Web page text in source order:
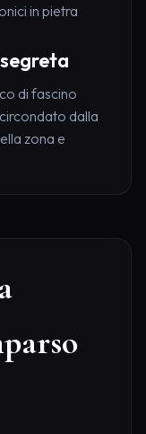
in pietra
di fascino
dalla
zona e